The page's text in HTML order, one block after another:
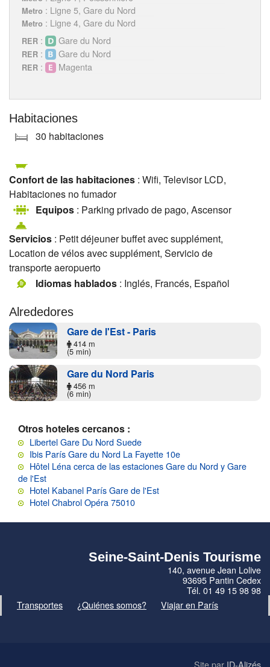
Metro : Ligne 5, Gare du Nord
Metro : Ligne 4, Gare du Nord
RER : Gare du Nord
RER : Gare du Nord
RER : Magenta
Habitaciones
30 habitaciones
Confort de las habitaciones : Wifi, Televisor LCD,
Habitaciones no fumador
Equipos : Parking privado de pago, Ascensor
Servicios : Petit déjeuner buffet avec supplément,
Location de vélos avec supplément, Servicio de
transporte aeropuerto
Idiomas hablados : Inglés, Francés, Español
Alrededores
Gare de l'Est - Paris
414 m
(5 min)
Gare du Nord Paris
456 m
(6 min)
Otros hoteles cercanos :
Libertel Gare Du Nord Suede
Ibis París Gare du Nord La Fayette 10e
Hôtel Léna cerca de las estaciones Gare du Nord y Gare
de l'Est
Hotel Kabanel París Gare de l'Est
Hotel Chabrol Opéra 75010
Seine-Saint-Denis Tourisme
140, avenue Jean Lolive
93695 Pantin Cedex
Tél. 01 49 15 98 98
Transportes
¿Quiénes somos? Viajar en París
Site par ID-Alizés